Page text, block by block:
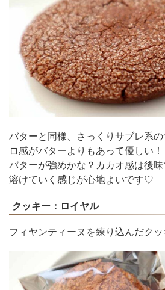
バターと同様、さっくりサブレ系
ロ感がバターよりもあって優しい！
バターが強めかな？カカオ感は後
溶けていく感じが心地よいです♡
クッキー：ロイヤル
フィヤンティーヌを練り込んだク